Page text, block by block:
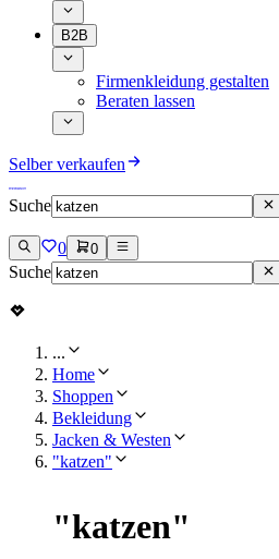
B2B
Firmenkleidung gestalten
Beraten lassen
Selber verkaufen
Suche
0 0
Suche
...
Home
Shoppen
Bekleidung
Jacken & Westen
"katzen"
"katzen"